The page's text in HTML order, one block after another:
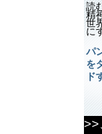
読
精
世
に
パ
を
ド
>>